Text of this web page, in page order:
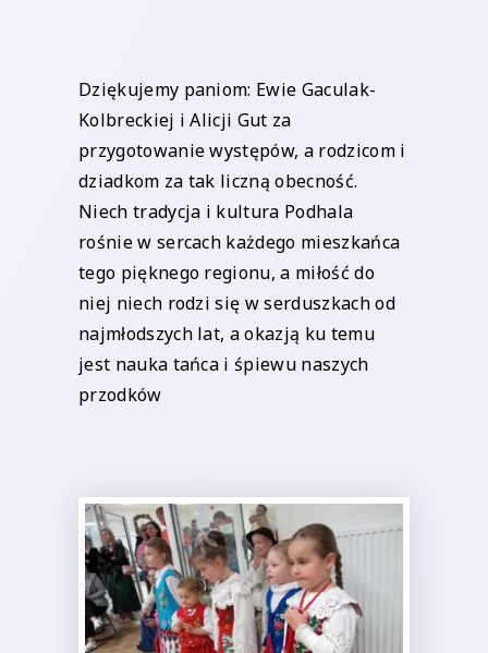
Dziękujemy paniom: Ewie Gaculak-
Kolbreckiej i Alicji Gut za
przygotowanie występów, a rodzicom i
dziadkom za tak liczną obecność.
Niech tradycja i kultura Podhala
rośnie w sercach każdego mieszkańca
tego pięknego regionu, a miłość do
niej niech rodzi się w serduszkach od
najmłodszych lat, a okazją ku temu
jest nauka tańca i śpiewu naszych
przodków